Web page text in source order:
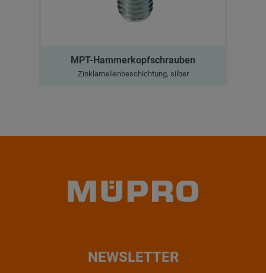
MPT-Hammerkopfschrauben
Zinklamellenbeschichtung, silber
NEWSLETTER